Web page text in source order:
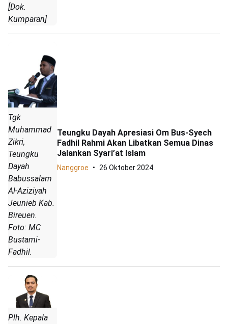
[Dok.
Kumparan]
Tgk
Muhammad
Zikri,
Teungku
Dayah
Babussalam
Al-Aziziyah
Jeunieb Kab.
Bireuen.
Foto: MC
Bustami-
Fadhil.
Teungku Dayah Apresiasi Om Bus-Syech
Fadhil Rahmi Akan Libatkan Semua Dinas
Jalankan Syari’at Islam
Nanggroe 26 Oktober 2024
Plh. Kepala